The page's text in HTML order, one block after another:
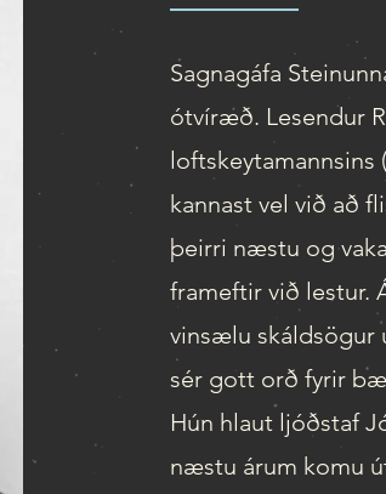
Sagnagáfa
ótvíræð. Lesendur
loftskeytamannsins
kannast vel við að
þeirri næstu og
frameftir við lestur.
vinsælu skáldsögur
sér gott orð fyrir
Hún hlaut ljóðstaf
næstu árum komu